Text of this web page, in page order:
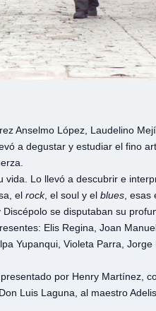
Anselmo López, Laudelino
a degustar y estudiar el fino
Lo llevó a descubrir e
el rock, el soul y el blues ,
se disputaban su
Elis Regina, Joan
Yupanqui, Violeta Parra,
por Henry Martínez,
Luis Laguna, al maestro